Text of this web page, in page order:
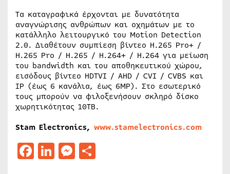
Τα καταγραφικά έρχονται με δυνατότητα
αναγνώρισης ανθρώπων και οχημάτων με το
κατάλληλο λειτουργικό του Motion Detection
2.0. Διαθέτουν συμπίεση βίντεο H.265 Pro+ /
H.265 Pro / H.265 / H.264+ / H.264 για μείωση
του bandwidth και του αποθηκευτικού χώρου,
εισόδους βίντεο HDTVI / AHD / CVI / CVBS και
IP (έως 6 κανάλια, έως 6MP). Στο εσωτερικό
τους μπορούν να φιλοξενήσουν σκληρό δίσκο
χωρητικότητας 10TB.
Stam Electronics, www.stamelectronics.com
Facebook
LinkedIn
Messenger